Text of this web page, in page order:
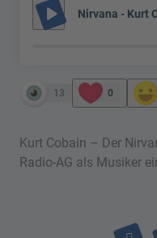
play_arrow Nirvana - Kurt
13 0
Kurt Cobain – Der
Radio-AG als Musiker